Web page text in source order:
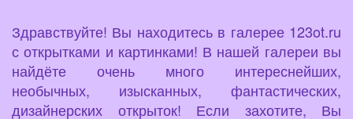
Здравствуйте! Вы находитесь в галерее 123ot.ru
с открытками и картинками! В нашей галереи вы
найдёте очень много интереснейших,
необычных, изысканных, фантастических,
дизайнерских открыток! Если захотите, Вы